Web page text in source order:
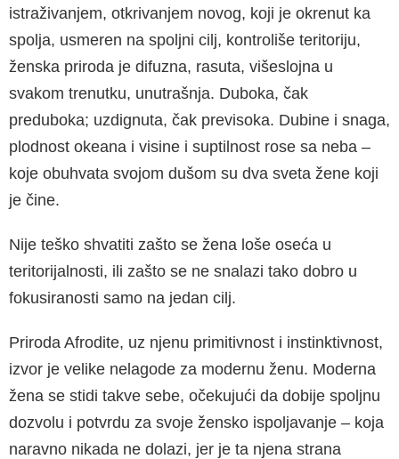
istraživanjem, otkrivanjem novog, koji je okrenut ka
spolja, usmeren na spoljni cilj, kon­troliše teritoriju,
ženska priroda je difuzna, ra­suta, višeslojna u
svakom trenutku, unutrašnja. Duboka, čak
preduboka; uzdignuta, čak previ­soka. Dubine i snaga,
plodnost okeana i visine i suptilnost rose sa neba –
koje obuhvata svojom dušom su dva sveta žene koji
je čine.
Nije teško shvatiti zašto se žena loše oseća u
teritorijalnosti, ili zašto se ne snalazi tako dobro u
fokusiranosti samo na jedan cilj.
Priroda Afrodite, uz njenu primitivnost i instin­ktivnost,
izvor je velike nelagode za modernu ženu. Moderna
žena se stidi takve sebe, oče­kujući da dobije spoljnu
dozvolu i potvrdu za svoje žensko ispoljavanje – koja
naravno nikada ne dolazi, jer je ta njena strana